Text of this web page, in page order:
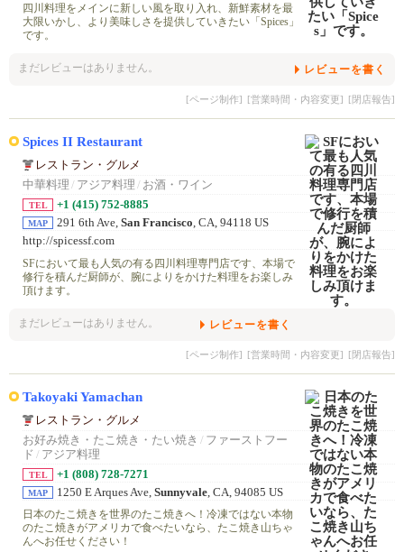
四川料理をメインに新しい風を取り入れ、新鮮素材を最
大限いかし、より美味しさを提供していきたい「Spices」
です。
まだレビューはありません。 レビューを書く
[ページ制作] [営業時間・内容変更] [閉店報告]
Spices II Restaurant
レストラン・グルメ
中華料理 / アジア料理 / お酒・ワイン
TEL +1 (415) 752-8885
MAP 291 6th Ave, San Francisco, CA, 94118 US
http://spicessf.com
SFにおいて最も人気の有る四川料理専門店です、本場で
修行を積んだ厨師が、腕によりをかけた料理をお楽しみ
頂けます。
まだレビューはありません。 レビューを書く
[ページ制作] [営業時間・内容変更] [閉店報告]
Takoyaki Yamachan
レストラン・グルメ
お好み焼き・たこ焼き・たい焼き / ファーストフー
ド / アジア料理
TEL +1 (808) 728-7271
MAP 1250 E Arques Ave, Sunnyvale , CA, 94085 US
日本のたこ焼きを世界のたこ焼きへ！冷凍ではない本物
のたこ焼きがアメリカで食べたいなら、たこ焼き山ちゃ
んへお任せください！